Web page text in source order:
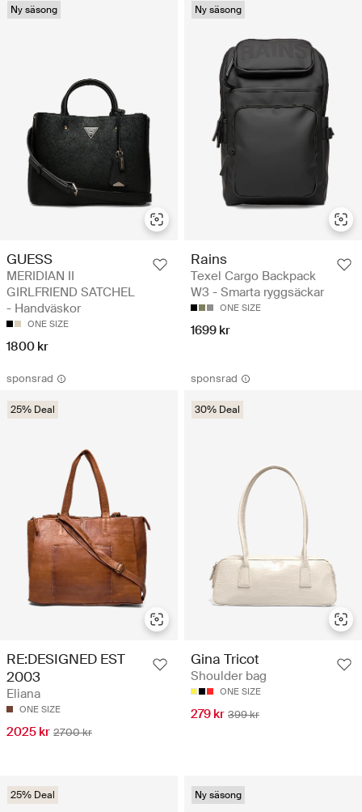
Ny säsong
GUESS
MERIDIAN II
GIRLFRIEND SATCHEL
- Handväskor
ONE SIZE
1800 kr
Ny säsong
Rains
Texel Cargo Backpack
W3 - Smarta ryggsäckar
ONE SIZE
1699 kr
sponsrad
25% Deal
RE:DESIGNED EST
2003
Eliana
ONE SIZE
2025 kr 2700 kr
sponsrad
30% Deal
Gina Tricot
Shoulder bag
ONE SIZE
279 kr 399 kr
25% Deal Ny säsong